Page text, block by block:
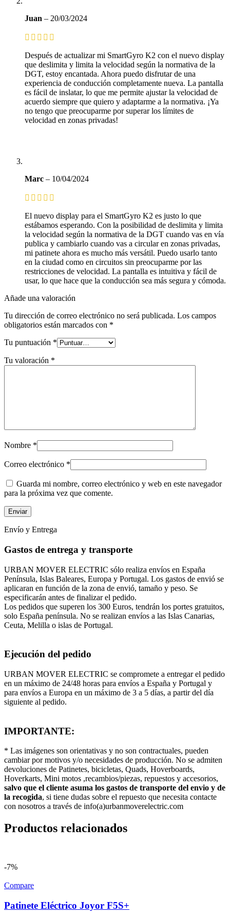
Juan – 20/03/2024
Después de actualizar mi SmartGyro K2 con el nuevo display
que deslimita y limita la velocidad según la normativa de la
DGT, estoy encantada. Ahora puedo disfrutar de una
experiencia de conducción completamente nueva. La pantalla
es fácil de inslatar, lo que me permite ajustar la velocidad de
acuerdo siempre que quiero y adaptarme a la normativa. ¡Ya
no tengo que preocuparme por superar los límites de
velocidad en zonas privadas!
Marc – 10/04/2024
El nuevo display para el SmartGyro K2 es justo lo que
estábamos esperando. Con la posibilidad de deslimita y limita
la velocidad según la normativa de la DGT cuando vas en vía
publica y cambiarlo cuando vas a circular en zonas privadas,
mi patinete ahora es mucho más versátil. Puedo usarlo tanto
en la ciudad como en circuitos sin preocuparme por las
restricciones de velocidad. La pantalla es intuitiva y fácil de
usar, lo que hace que la conducción sea más segura y cómoda.
Añade una valoración
Tu dirección de correo electrónico no será publicada. Los campos
obligatorios están marcados con *
Tu puntuación *
Tu valoración *
Nombre *
Correo electrónico *
Guarda mi nombre, correo electrónico y web en este navegador
para la próxima vez que comente.
Envío y Entrega
Gastos de entrega y transporte
URBAN MOVER ELECTRIC sólo realiza envíos en España
Península, Islas Baleares, Europa y Portugal. Los gastos de envió se
aplicaran en función de la zona de envió, tamaño y peso. Se
especificarán antes de finalizar el pedido.
Los pedidos que superen los 300 Euros, tendrán los portes gratuitos,
solo España península. No se realizan envíos a las Islas Canarias,
Ceuta, Melilla o islas de Portugal.
Ejecución del pedido
URBAN MOVER ELECTRIC se compromete a entregar el pedido
en un máximo de 24/48 horas para envíos a España y Portugal y
para envíos a Europa en un máximo de 3 a 5 días, a partir del día
siguiente al pedido.
IMPORTANTE:
* Las imágenes son orientativas y no son contractuales, pueden
cambiar por motivos y/o necesidades de producción. No se admiten
devoluciones de Patinetes, bicicletas, Quads, Hoverboards,
Hoverkarts, Mini motos ,recambios/piezas, repuestos y accesorios,
salvo que el cliente asuma los gastos de transporte del envio y de
la recogida, si tiene dudas sobre el repuesto que necesita contacte
con nosotros a través de info(a)urbanmoverelectric.com
Productos relacionados
-7%
Compare
Patinete Eléctrico Joyor F5S+